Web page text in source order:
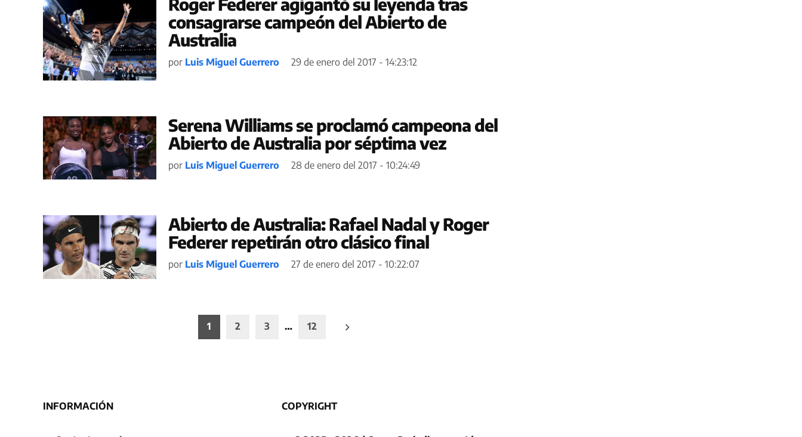
consagrarse campeón del Abierto de
Australia
por Luis Miguel Guerrero 29 de enero del 2017 - 14:23:12
Serena Williams se proclamó campeona del
Abierto de Australia por séptima vez
por Luis Miguel Guerrero 28 de enero del 2017 - 10:24:49
Abierto de Australia: Rafael Nadal y Roger
Federer repetirán otro clásico final
por Luis Miguel Guerrero 27 de enero del 2017 - 10:22:07
1 2 3 … 12
INFORMACIÓN COPYRIGHT